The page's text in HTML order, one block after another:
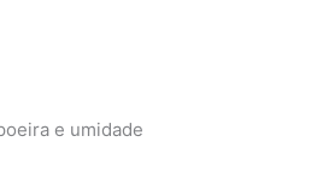
e umidade